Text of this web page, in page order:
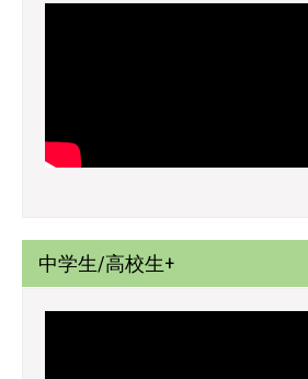
中学生/高校生+